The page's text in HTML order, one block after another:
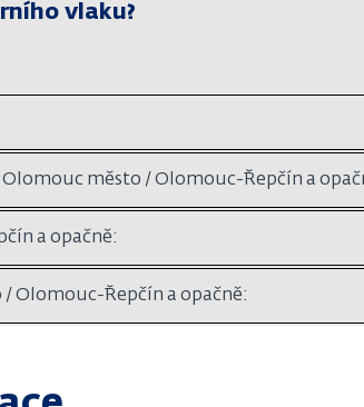
vlaku?
město / Olomouc-Řepčín a
a opačně:
Olomouc-Řepčín a opačně: